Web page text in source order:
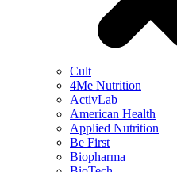
Cult
4Me Nutrition
ActivLab
American Health
Applied Nutrition
Be First
Biopharma